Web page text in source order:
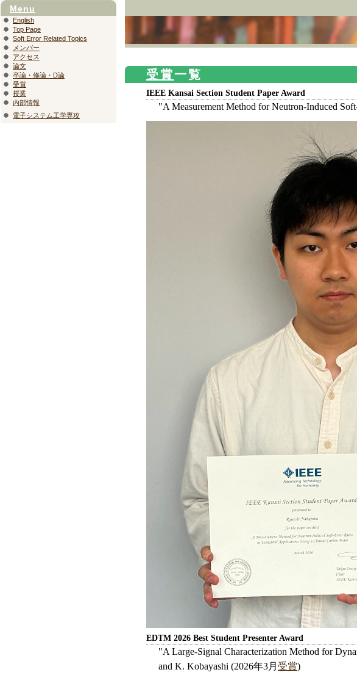
受賞一覧
IEEE Kansai Section Student Paper Award
"A Measurement Method for Neutron-Induced
EDTM 2026 Best Student Presenter Award
"A Large-Signal Characterization Method for
and K. Kobayashi (2026年3月 受賞)
Menu
English
Top Page
Soft Error Related Topics
メンバー
アクセス
論文
卒論・修論・D論
受賞
授業
内部情報
電子システム工学専攻